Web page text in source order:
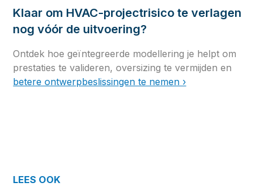
Klaar om HVAC-projectrisico te verlagen
nog vóór de uitvoering?
Ontdek hoe geïntegreerde modellering je helpt om
prestaties te valideren, oversizing te vermijden en
betere ontwerpbeslissingen te nemen ›
LEES OOK